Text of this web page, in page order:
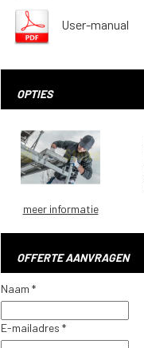
User-manual
OPTIES
meer informatie
OFFERTE AANVRAGEN
Naam *
E-mailadres *